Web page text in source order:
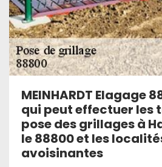
MEINHARDT Elagage
qui peut effectuer les
pose des grillages à
le 88800 et les
avoisinantes